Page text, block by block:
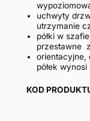
uchwyty
utrzymanie
półki w
przestawne
orientacyjne,
półek
KOD